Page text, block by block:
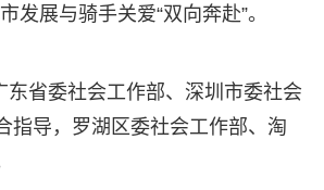
发展与骑手关爱“双向奔赴”。
东省委社会工作部、深圳市委社会
指导，罗湖区委社会工作部、淘